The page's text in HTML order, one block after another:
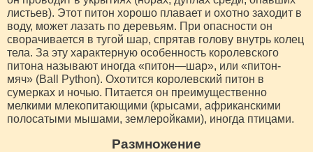
листьев). Этот питон хорошо плавает и охотно заходит в
воду, может лазать по деревьям. При опасности он
сворачивается в тугой шар, спрятав голову внутрь колец
тела. За эту характерную особенность королевского
питона называют иногда «питон—шар», или «питон-
мяч» (Ball Python). Охотится королевский питон в
сумерках и ночью. Питается он преимущественно
мелкими млекопитающими (крысами, африканскими
полосатыми мышами, землеройками), иногда птицами.
Размножение